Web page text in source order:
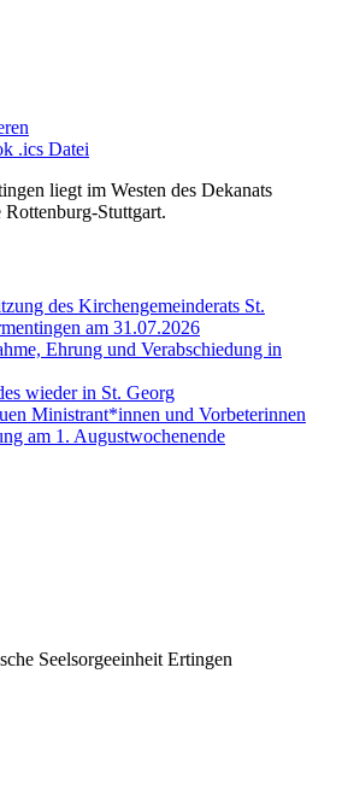
.ics Datei
liegt im Westen des Dekanats
Stuttgart.
des Kirchengemeinderats St.
am 31.07.2026
Ehrung und Verabschiedung in
wieder in St. Georg
Ministrant*innen und Vorbeterinnen
am 1. Augustwochenende
Seelsorgeeinheit Ertingen